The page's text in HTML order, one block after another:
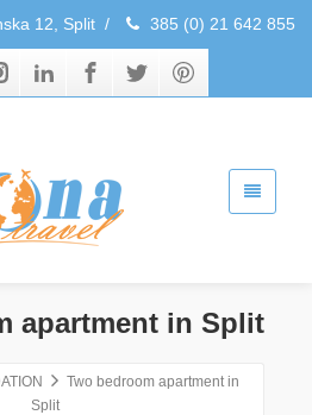
12, Split / 385 (0) 21 642 855
apartment in Split
Two bedroom apartment in
Split